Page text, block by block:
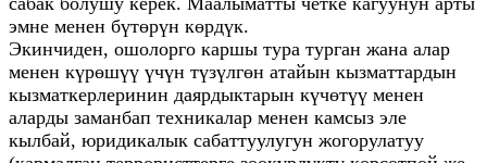
эмне менен бүтөрүн көрдүк.
Экинчиден, ошолорго каршы тура турган жана алар
менен күрөшүү үчүн түзүлгөн атайын кызматтардын
кызматкерлеринин даярдыктарын күчөтүү менен
аларды заманбап техникалар менен камсыз эле
кылбай, юридикалык сабаттуулугун жогорулатуу